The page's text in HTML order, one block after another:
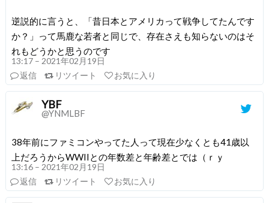
逆説的に言うと、「昔日本とアメリカって戦争してたんです
か？」って馬鹿な若者と同じで、存在さえも知らないのはそ
れもどうかと思うのです
13:17 – 2021年02月19日
返信
リツイート お気に入り
YBF
@YNMLBF
38年前にファミコンやってた人って現在少なくとも41歳以
上だろうからWWIIとの年数差と年齢差とでは（ｒｙ
13:16 – 2021年02月19日
返信
リツイート お気に入り